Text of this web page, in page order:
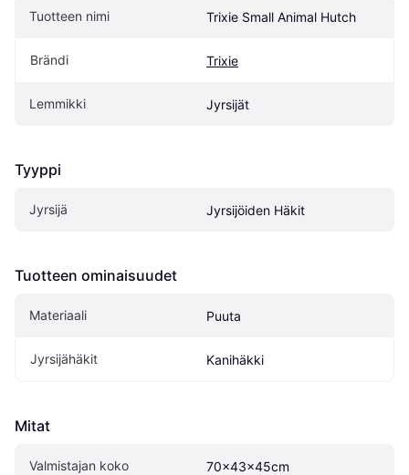
Tuotteen nimi Trixie Small Animal Hutch
Brändi Trixie
Lemmikki Jyrsijät
Tyyppi
Jyrsijä Jyrsijöiden Häkit
Tuotteen ominaisuudet
Materiaali Puuta
Jyrsijähäkit Kanihäkki
Mitat
Valmistajan koko 70×43×45cm